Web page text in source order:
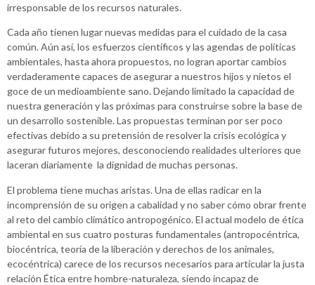
irresponsable de los recursos naturales.
Cada año tienen lugar nuevas medidas para el cuidado de la casa
común. Aún así, los esfuerzos científicos y las agendas de políticas
ambientales, hasta ahora propuestos, no logran aportar cambios
verdaderamente capaces de asegurar a nuestros hijos y nietos el
goce de un medioambiente sano. Dejando limitado la capacidad de
nuestra generación y las próximas para construirse sobre la base de
un desarrollo sostenible. Las propuestas terminan por ser poco
efectivas debido a su pretensión de resolver la crisis ecológica y
asegurar futuros mejores, desconociendo realidades ulteriores que
laceran diariamente la dignidad de muchas personas.
El problema tiene muchas aristas. Una de ellas radicar en la
incomprensión de su origen a cabalidad y no saber cómo obrar frente
al reto del cambio climático antropogénico. El actual modelo de ética
ambiental en sus cuatro posturas fundamentales (antropocéntrica,
biocéntrica, teoría de la liberación y derechos de los animales,
ecocéntrica) carece de los recursos necesarios para articular la justa
relación Ética entre hombre-naturaleza, siendo incapaz de